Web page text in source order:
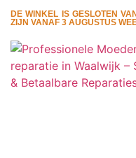
DE WINKEL IS GESLOTEN
ZIJN VANAF 3 AUGUSTUS